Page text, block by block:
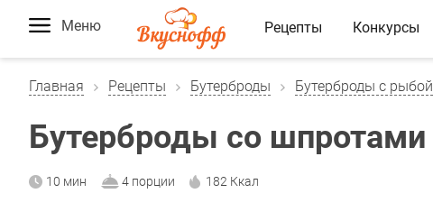
Меню Рецепты Конкурсы
Главная Рецепты Бутерброды Бутерброды с рыбой
Бутерброды со шпротами
10 мин 4 порции 182 Ккал